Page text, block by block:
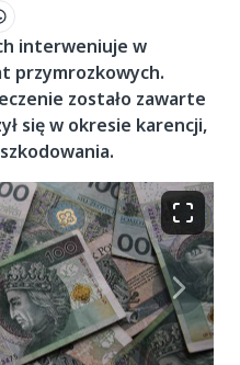
interweniuje w
przymrozkowych.
zostało zawarte
się w okresie karencji,